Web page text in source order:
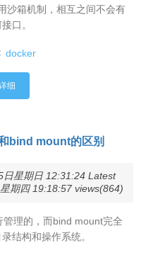
沙箱机制，相互之间不会有
口。
docker
细
bind mount的区别
星期日 12:31:24 Latest
期四 19:18:57 views(864)
理的，而bind mount完全
结构和操作系统。